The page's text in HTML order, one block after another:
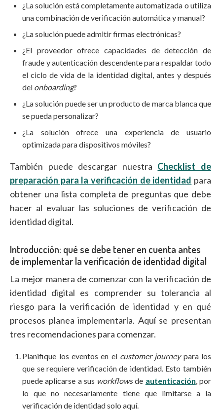
¿La solución está completamente automatizada o utiliza
una combinación de verificación automática y manual?
¿La solución puede admitir firmas electrónicas?
¿El proveedor ofrece capacidades de detección de
fraude y autenticación descendente para respaldar todo
el ciclo de vida de la identidad digital, antes y después
del onboarding?
¿La solución puede ser un producto de marca blanca que
se pueda personalizar?
¿La solución ofrece una experiencia de usuario
optimizada para dispositivos móviles?
También puede descargar nuestra Checklist de
preparación para la verificación de identidad para
obtener una lista completa de preguntas que debe
hacer al evaluar las soluciones de verificación de
identidad digital.
Introducción: qué se debe tener en cuenta antes
de implementar la verificación de identidad digital
La mejor manera de comenzar con la verificación de
identidad digital es comprender su tolerancia al
riesgo para la verificación de identidad y en qué
procesos planea implementarla. Aquí se presentan
tres recomendaciones para comenzar.
Planifique los eventos en el customer journeypara los
que se requiere verificación de identidad. Esto también
puede aplicarse a sus workflowsde autenticación, por
lo que no necesariamente tiene que limitarse a la
verificación de identidad solo aquí.